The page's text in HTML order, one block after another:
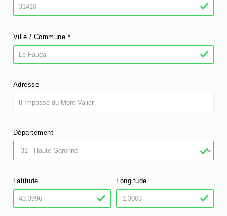
Ville / Commune *
Adresse
Département
Latitude Longitude